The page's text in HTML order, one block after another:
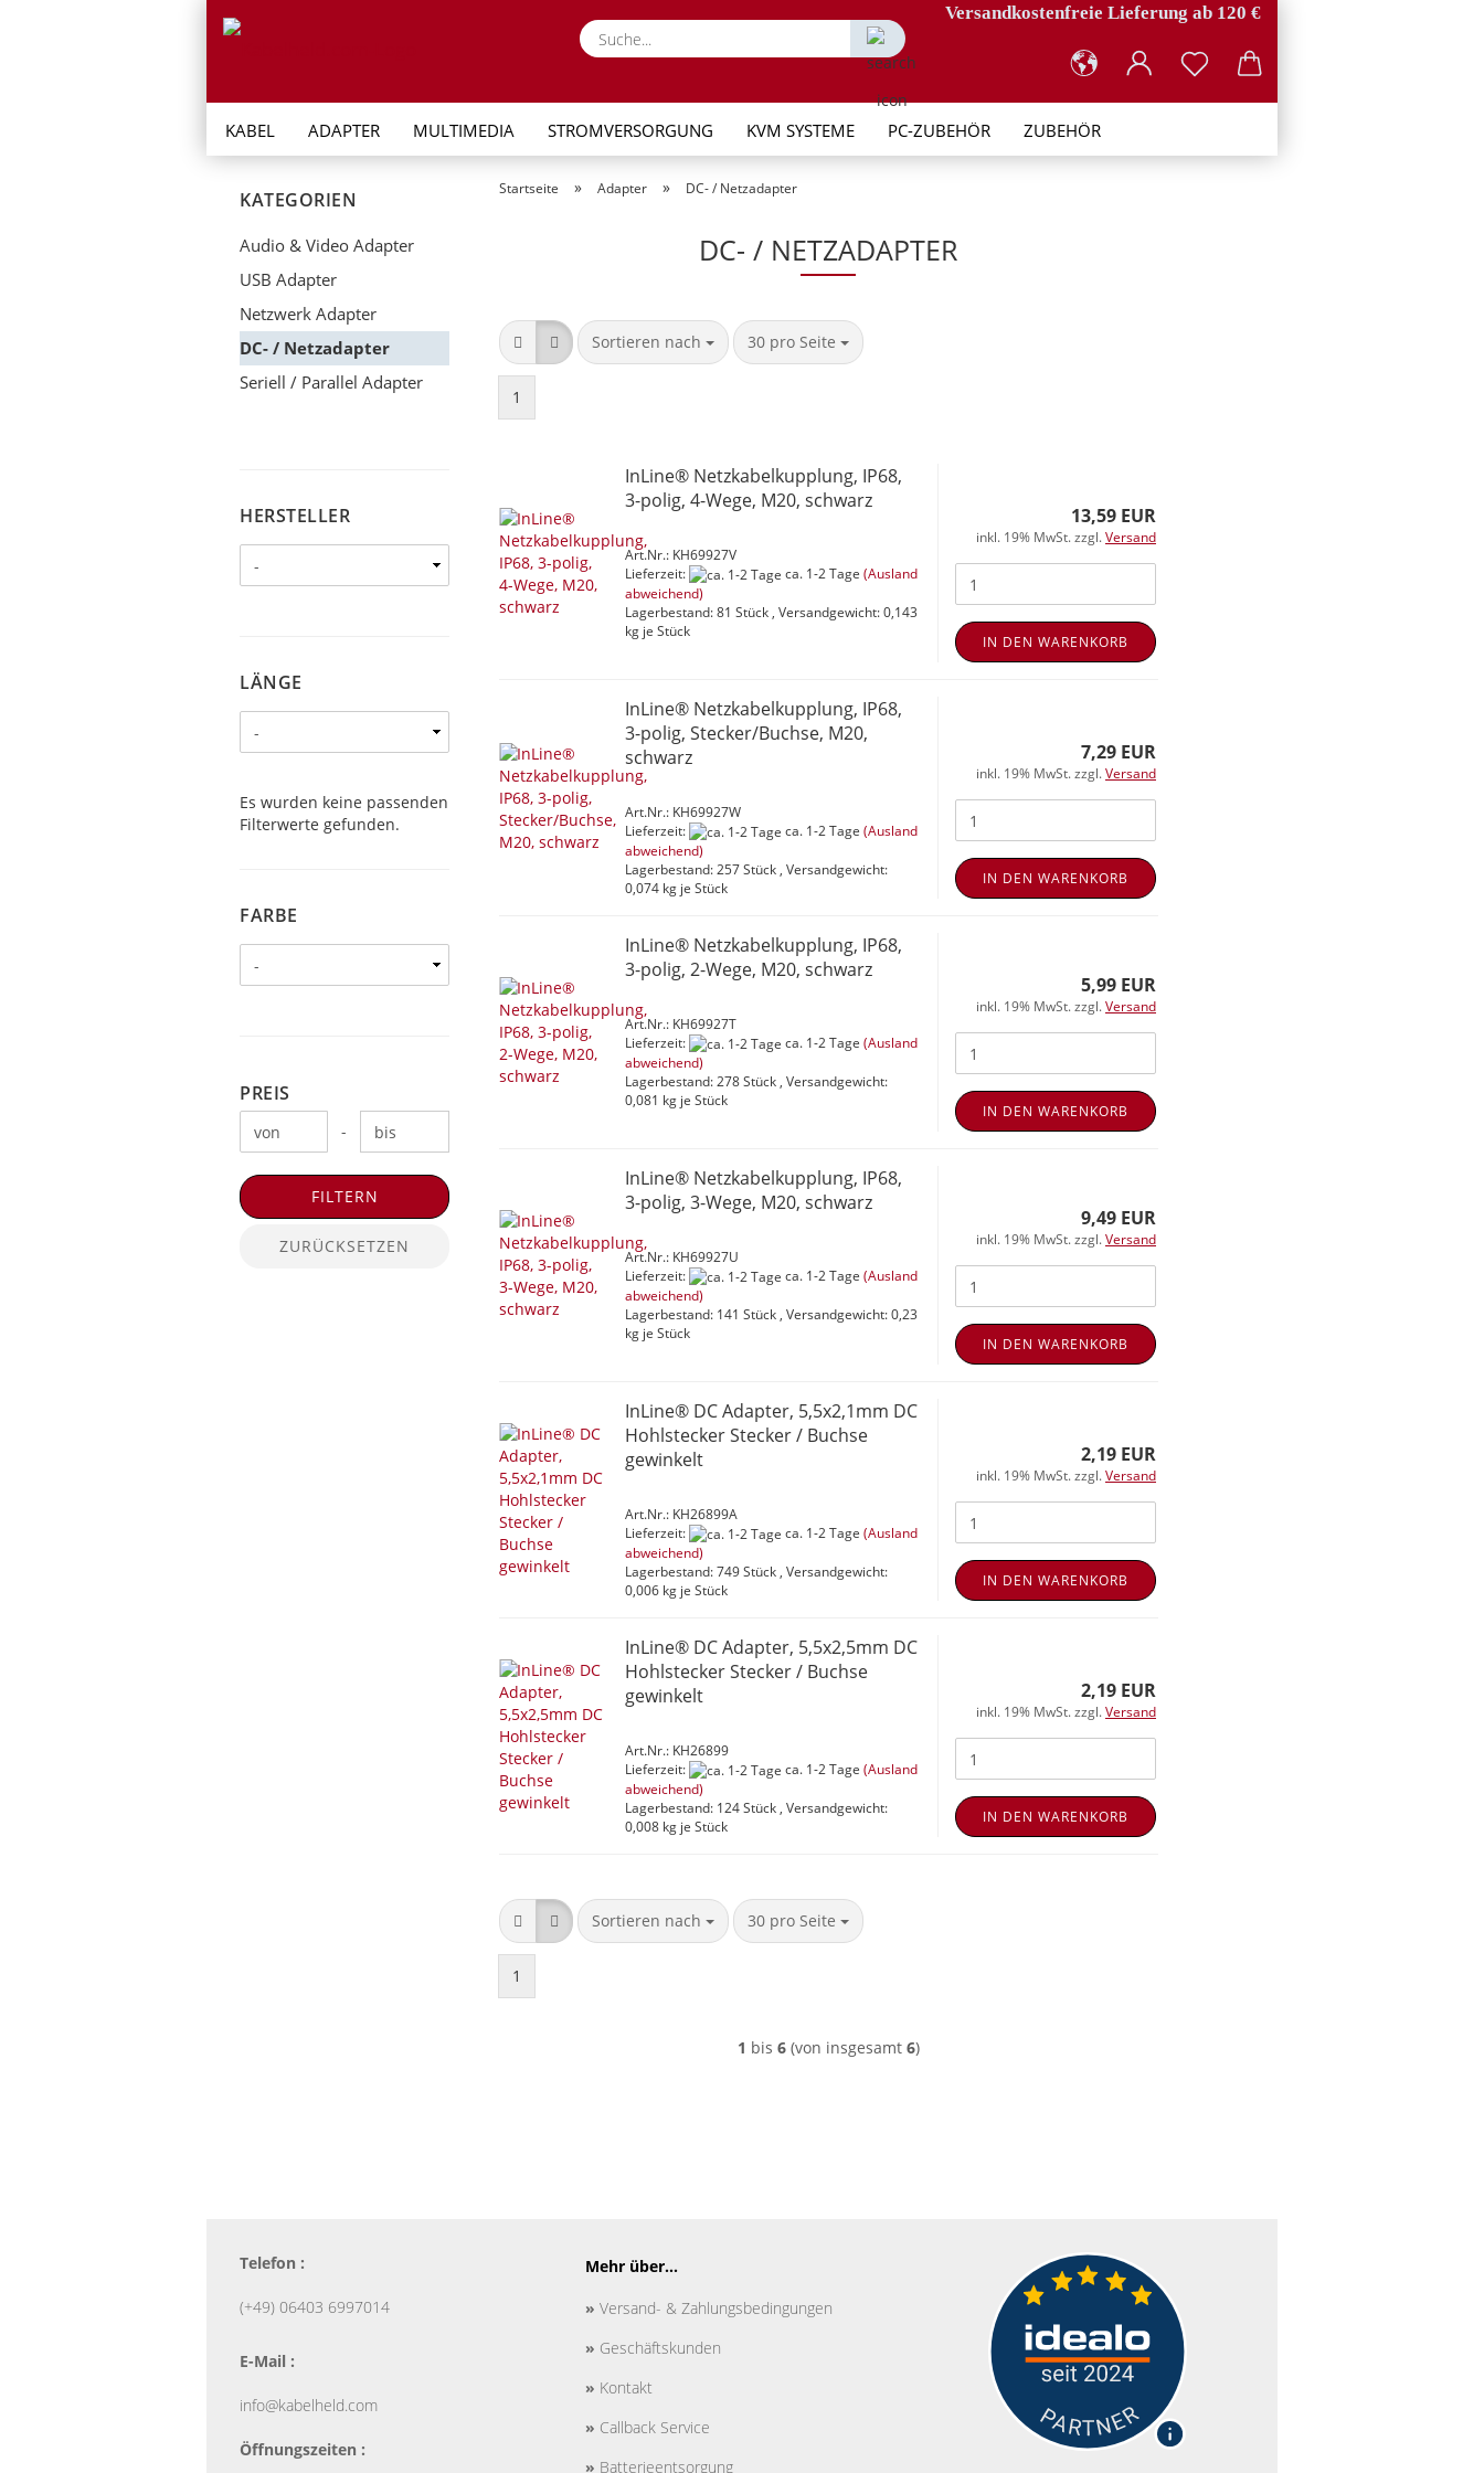
Suche...
Versandkostenfreie Lieferung ab 120 €
KABEL ADAPTER MULTIMEDIA STROMVERSORGUNG KVM SYSTEME PC-ZUBEHÖR ZUBEHÖR
Startseite » Adapter » DC- / Netzadapter
DC- / NETZADAPTER
Sortieren nach
Sortieren nach 30 pro Seite
pro Seite
1
InLine® Netzkabelkupplung, IP68,
3-polig, 4-Wege, M20, schwarz
Art.Nr.: KH69927V
Lieferzeit:
ca. 1-2 Tage (Ausland
abweichend)
Lagerbestand: 81 Stück , Versandgewicht:0,143
kg je Stück
13,59 EUR
inkl. 19% MwSt. zzgl.Versand
IN DEN WARENKORB
InLine® Netzkabelkupplung, IP68,
3-polig, Stecker/Buchse, M20,
schwarz
Art.Nr.: KH69927W
Lieferzeit:
ca. 1-2 Tage (Ausland
abweichend)
Lagerbestand: 257 Stück , Versandgewicht:
0,074 kg je Stück
7,29 EUR
inkl. 19% MwSt. zzgl.Versand
IN DEN WARENKORB
InLine® Netzkabelkupplung, IP68,
3-polig, 2-Wege, M20, schwarz
Art.Nr.: KH69927T
Lieferzeit:
ca. 1-2 Tage (Ausland
abweichend)
Lagerbestand: 278 Stück , Versandgewicht:
0,081 kg je Stück
5,99 EUR
inkl. 19% MwSt. zzgl.Versand
IN DEN WARENKORB
InLine® Netzkabelkupplung, IP68,
3-polig, 3-Wege, M20, schwarz
Art.Nr.: KH69927U
Lieferzeit:
ca. 1-2 Tage (Ausland
abweichend)
Lagerbestand: 141 Stück , Versandgewicht:0,23
kg je Stück
9,49 EUR
inkl. 19% MwSt. zzgl.Versand
IN DEN WARENKORB
InLine® DC Adapter, 5,5x2,1mm DC
Hohlstecker Stecker / Buchse
gewinkelt
Art.Nr.: KH26899A
Lieferzeit:
ca. 1-2 Tage (Ausland
abweichend)
Lagerbestand: 749 Stück , Versandgewicht:
0,006 kg je Stück
2,19 EUR
inkl. 19% MwSt. zzgl.Versand
IN DEN WARENKORB
InLine® DC Adapter, 5,5x2,5mm DC
Hohlstecker Stecker / Buchse
gewinkelt
Art.Nr.: KH26899
Lieferzeit:
ca. 1-2 Tage (Ausland
abweichend)
Lagerbestand: 124 Stück , Versandgewicht:
0,008 kg je Stück
2,19 EUR
inkl. 19% MwSt. zzgl.Versand
IN DEN WARENKORB
Sortieren nach
Sortieren nach 30 pro Seite
pro Seite
1
1 bis 6(von insgesamt 6)
KATEGORIEN
Audio & Video Adapter
USB Adapter
Netzwerk Adapter
DC- / Netzadapter
Seriell / Parallel Adapter
HERSTELLER
HERSTELLER
LÄNGE
LÄNGE
Es wurden keine passenden
Filterwerte gefunden.
FARBE
FARBE
PREIS
Preis bis -
FILTERN
ZURÜCKSETZEN
Telefon :
(+49) 06403 6997014
E-Mail :
info@kabelheld.com
Öffnungszeiten :
Mehr über...
» Versand- & Zahlungsbedingungen
» Geschäftskunden
» Kontakt
» Callback Service
» Batterieentsorgung